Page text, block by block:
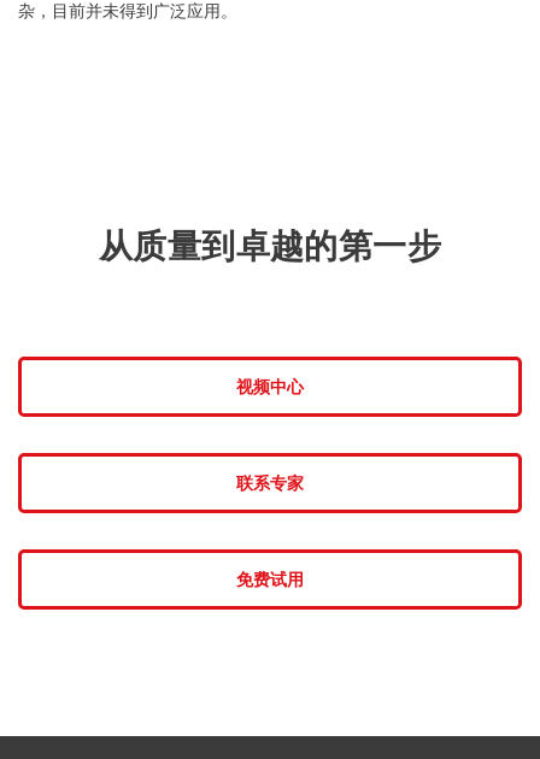
杂，目前并未得到广泛应用。
从质量到卓越的第一步
视频中心
联系专家
免费试用